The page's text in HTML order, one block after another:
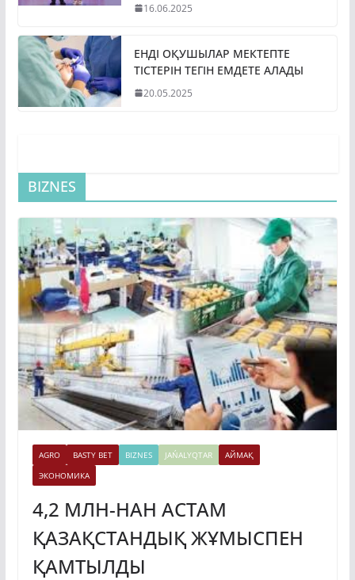
16.06.2025
ЕНДІ ОҚУШЫЛАР МЕКТЕПТЕ
ТІСТЕРІН ТЕГІН ЕМДЕТЕ АЛАДЫ
20.05.2025
BIZNES
AGRO BASTY BET BIZNES JAŃALYQTAR
АЙМАҚ
ЭКОНОМИКА
4,2 МЛН-НАН АСТАМ
ҚАЗАҚСТАНДЫҚ ЖҰМЫСПЕН
ҚАМТЫЛДЫ